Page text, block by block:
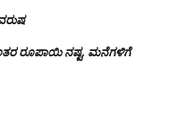
ರೂಪಾಯಿ ನಷ್ಟ, ಮನೆಗಳಿಗೆ